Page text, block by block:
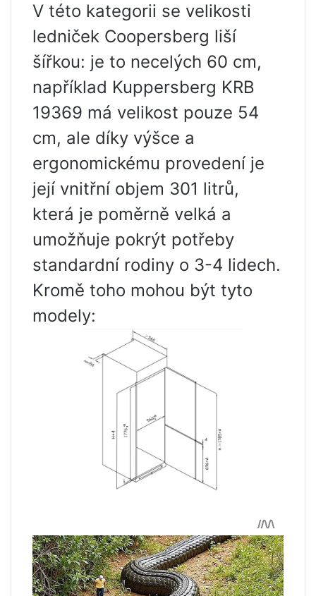
V této kategorii se velikosti
ledniček Coopersberg liší
šířkou: je to necelých 60 cm,
například Kuppersberg KRB
19369 má velikost pouze 54
cm, ale díky výšce a
ergonomickému provedení je
její vnitřní objem 301 litrů,
která je poměrně velká a
umožňuje pokrýt potřeby
standardní rodiny o 3-4 lidech.
Kromě toho mohou být tyto
modely: